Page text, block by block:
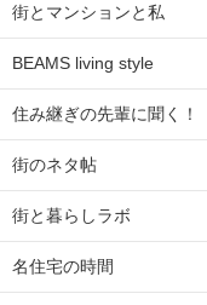
街とマンションと私
BEAMS living style
住み継ぎの先輩に聞く！
街のネタ帖
街と暮らしラボ
名住宅の時間